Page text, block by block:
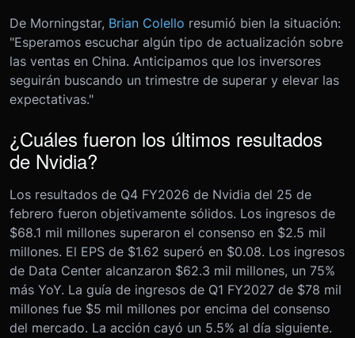
De Morningstar, Brian Colello resumió bien la situación:
"Esperamos escuchar algún tipo de actualización sobre
las ventas en China. Anticipamos que los inversores
seguirán buscando un trimestre de superar y elevar las
expectativas."
¿Cuáles fueron los últimos resultados
de Nvidia?
Los resultados de Q4 FY2026 de Nvidia del 25 de
febrero fueron objetivamente sólidos. Los ingresos de
$68.1 mil millones superaron el consenso en $2.5 mil
millones. El EPS de $1.62 superó en $0.08. Los ingresos
de Data Center alcanzaron $62.3 mil millones, un 75%
más YoY. La guía de ingresos de Q1 FY2027 de $78 mil
millones fue $5 mil millones por encima del consenso
del mercado. La acción cayó un 5.5% al día siguiente.